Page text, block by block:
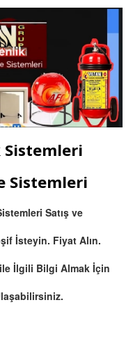
Sistemleri
Sistemleri
Satış ve
İsteyin. Fiyat Alın.
İlgili Bilgi Almak İçin